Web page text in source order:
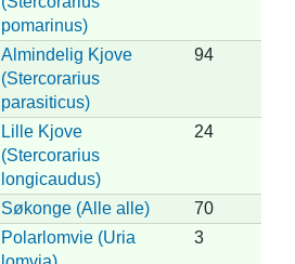
pomarinus)
Almindelig Kjove
(Stercorarius
parasiticus)
94
Lille Kjove
(Stercorarius
longicaudus)
24
Søkonge (Alle alle)
70
Polarlomvie (Uria
3